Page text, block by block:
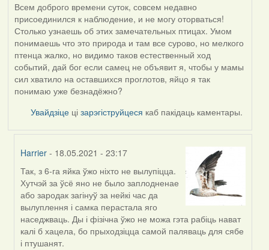
Всем доброго времени суток, совсем недавно
присоединился к наблюдение, и не могу оторваться!
Столько узнаешь об этих замечательных птицах. Умом
понимаешь что это природа и там все сурово, но мелкого
птенца жалко, но видимо таков естественный ход
событий, дай бог если самец не объявит я, чтобы у мамы
сил хватило на оставшихся проглотов, яйцо я так
понимаю уже безнадёжно?
Увайдзіце цізарэгіструйцеся каб пакідаць каментары.
Harrier - 18.05.2021 - 23:17
In
reply
to
by
Jon
Так, з 6-га яйка ўжо ніхто не вылупіцца.
Хутчэй за ўсё яно не было заплодненае
або зародак загінуў за нейкі час да
вылуплення і самка перастала яго
наседжваць. Ды і фізічна ўжо не можа гэта рабіць нават
калі б хацела, бо прыходзіцца самой паляваць для сябе
і птушанят.